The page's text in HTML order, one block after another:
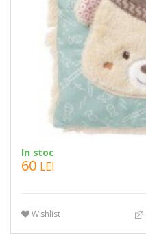
In stoc
60 LEI
Wishlist